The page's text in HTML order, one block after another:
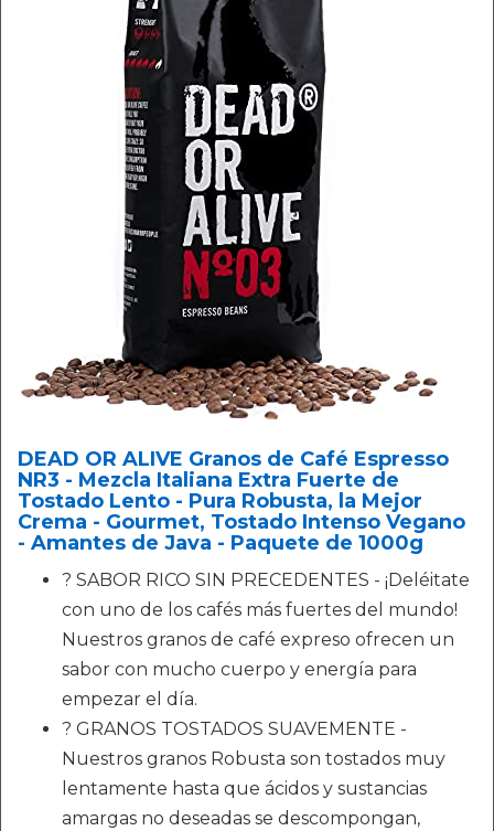
DEAD OR ALIVE Granos de Café Espresso
NR3 - Mezcla Italiana Extra Fuerte de
Tostado Lento - Pura Robusta, la Mejor
Crema - Gourmet, Tostado Intenso Vegano
- Amantes de Java - Paquete de 1000g
? SABOR RICO SIN PRECEDENTES - ¡Deléitate
con uno de los cafés más fuertes del mundo!
Nuestros granos de café expreso ofrecen un
sabor con mucho cuerpo y energía para
empezar el día.
? GRANOS TOSTADOS SUAVEMENTE -
Nuestros granos Robusta son tostados muy
lentamente hasta que ácidos y sustancias
amargas no deseadas se descompongan,